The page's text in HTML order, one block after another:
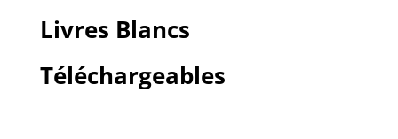
Livres Blancs
Téléchargeables